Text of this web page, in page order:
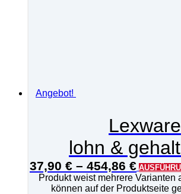
Angebot!
Lexware
lohn &
37,90 € – 454,86 €
Produkt weist mehrere Varianten
können auf der Produktseite